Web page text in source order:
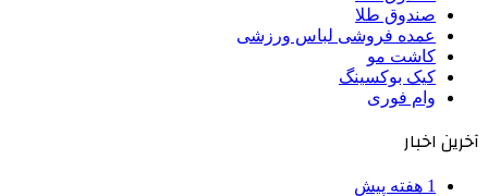
صندوق طلا
عمده فروشی لباس ورزشی
کاشت مو
کیک بوکسینگ
وام فوری
آخرین اخبار
1 هفته پیش